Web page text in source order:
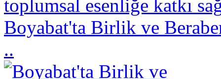
toplumsal esenliğe katkı
Boyabat'ta Birlik ve
..